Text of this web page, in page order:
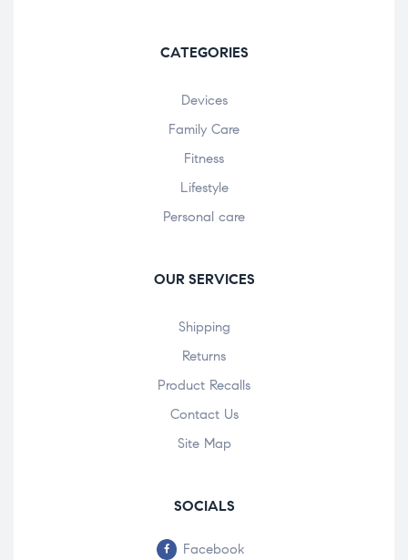
CATEGORIES
Devices
Family Care
Fitness
Lifestyle
Personal care
OUR SERVICES
Shipping
Returns
Product Recalls
Contact Us
Site Map
SOCIALS
Facebook